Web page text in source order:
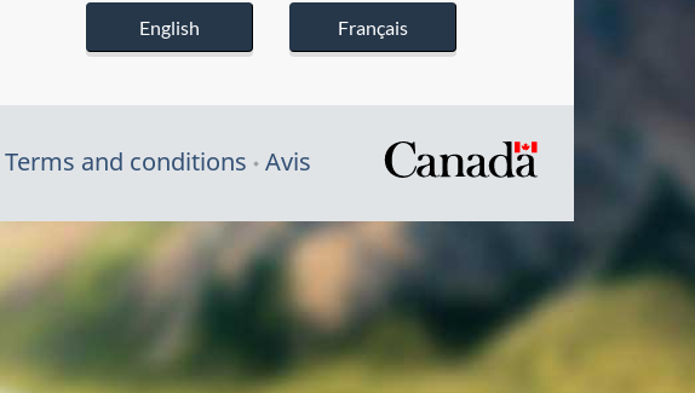
English Français
Terms and conditions Avis
/
gouvernement
du